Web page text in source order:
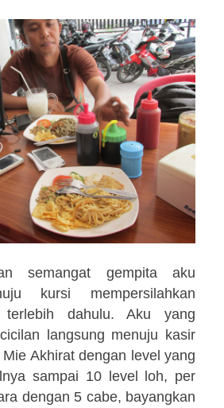
semangat gempita aku
kursi mempersilahkan
terlebih dahulu. Aku yang
langsung menuju kasir
Akhirat dengan level yang
sampai 10 level loh, per
dengan 5 cabe, bayangkan